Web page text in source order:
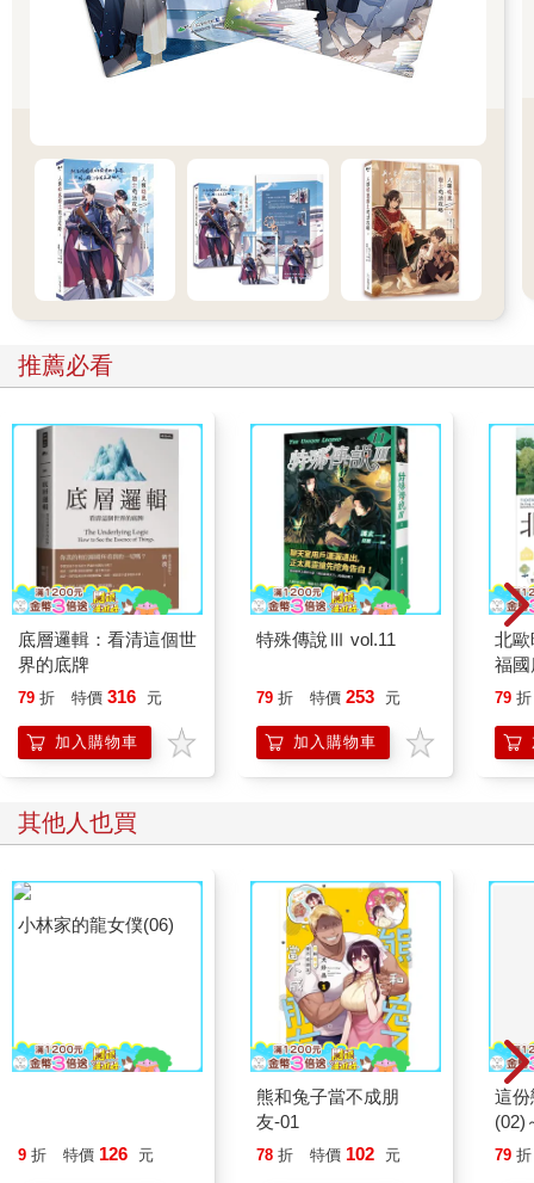
推薦必看
底層邏輯：看清這個世
界的底牌
79 折 特價 316 元
加入購物車
特殊傳說Ⅲ vol.11
79 折 特價 253 元
加入購物車
北
福
79 折
其他人也買
9 折 特價 126 元
熊和兔子當不成朋
友-01
78 折 特價 102 元
這
(02)
79 折